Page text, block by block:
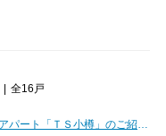
| 全16戸